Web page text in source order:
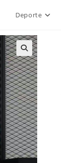
Deporte